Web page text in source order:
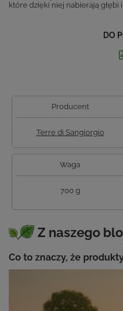
które dzięki niej nabierają głębi
DO
Producent
Terre di Sangiorgio
Waga
700 g
Z naszego
Co to znaczy, że